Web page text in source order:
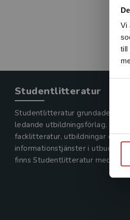
Vi
till
Studentlitteratur
Studentlitteratur grundades
ledande utbildningsförlag. Med
facklitteratur, utbildningar och
informationstjänster i utbudet,
finns Studentlitteratur med längs